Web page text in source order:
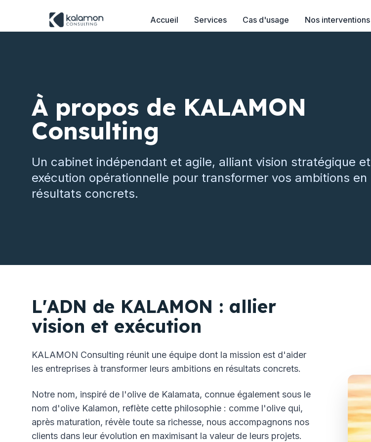
Accueil Services Cas d'usage Nos interventions
À propos de KALAMON
Consulting
Un cabinet indépendant et agile, alliant vision stratégique et
exécution opérationnelle pour transformer vos ambitions en
résultats concrets.
L'ADN de KALAMON : allier
vision et exécution
KALAMON Consulting réunit une équipe dont la mission est d'aider
les entreprises à transformer leurs ambitions en résultats concrets.
Notre nom, inspiré de l'olive de Kalamata, connue également sous le
nom d'olive Kalamon, reflète cette philosophie : comme l'olive qui,
après maturation, révèle toute sa richesse, nous accompagnons nos
clients dans leur évolution en maximisant la valeur de leurs projets.